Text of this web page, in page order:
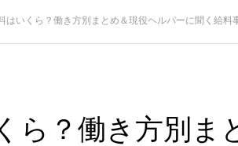
はいくら？働き方別まとめ＆現役ヘルパーに聞く給料
ら？働き方別ま